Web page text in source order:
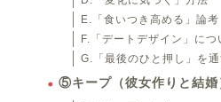
E.「食いつき高める」論考
F.「デートデザイン」につ
G.「最後のひと押し」を通
⑤キープ（彼女作りと結婚